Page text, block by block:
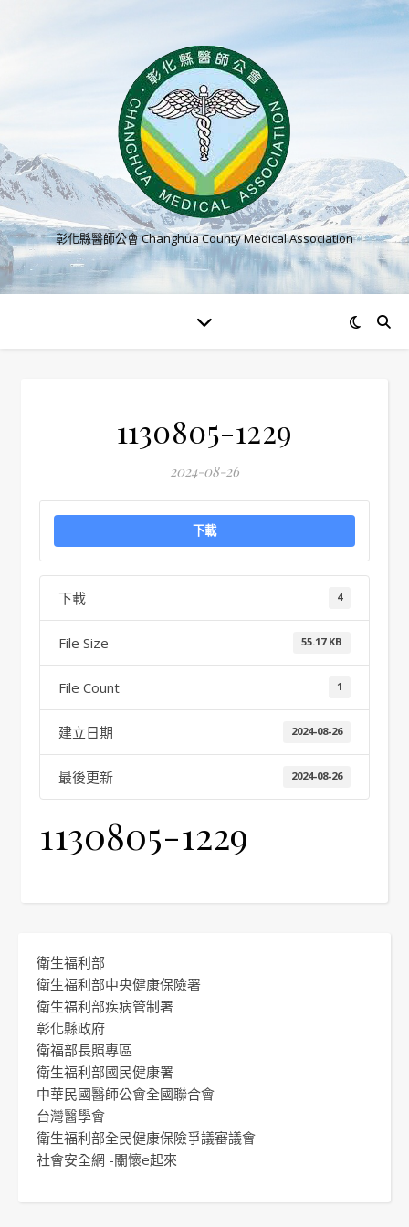
彰化縣醫師公會 Changhua County Medical Association
1130805-1229
2024-08-26
下載
下載 4
File Size 55.17 KB
File Count 1
建立日期 2024-08-26
最後更新 2024-08-26
1130805-1229
衛生福利部
衛生福利部中央健康保險署
衛生福利部疾病管制署
彰化縣政府
衛福部長照專區
衛生福利部國民健康署
中華民國醫師公會全國聯合會
台灣醫學會
衛生福利部全民健康保險爭議審議會
社會安全網 -關懷e起來